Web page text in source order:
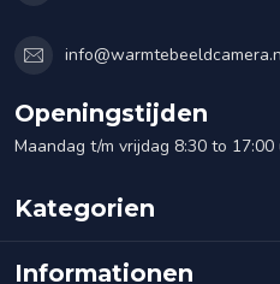
Openingstijden
Maandag t/m vrijdag 8:30 to 17:00
Kategorien
Informationen